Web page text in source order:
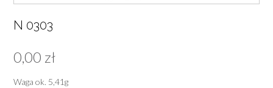
N 0303
0,00 zł
Waga ok. 5,41g